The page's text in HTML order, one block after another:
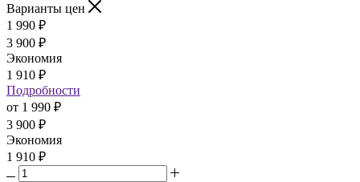
Варианты цен
1 990 ₽
3 900 ₽
Экономия
1 910 ₽
Подробности
от 1 990 ₽
3 900 ₽
Экономия
1 910 ₽